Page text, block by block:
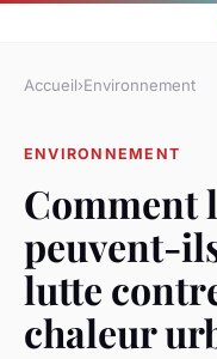
Accueil›Environnement
ENVIRONNEMENT
Comment
peuvent-
lutte
chaleur